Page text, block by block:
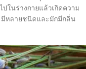
ในร่างกายแล้วเกิดความ
มีหลายชนิดและมักมีกลิ่น